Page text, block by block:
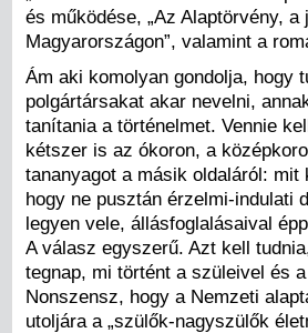
és működése, „Az Alaptörvény,
Magyarországon”, valamint a
Ám aki komolyan gondolja, hogy
polgártársakat akar nevelni,
tanítania a történelmet. Vennie
kétszer is az ókoron, a
tananyagot a másik oldaláról:
hogy ne pusztán érzelmi-indulati
legyen vele, állásfoglalásaival
A válasz egyszerű. Azt kell
tegnap, mi történt a szüleivel és
Nonszensz, hogy a Nemzeti
utoljára a „szülők-nagyszülők